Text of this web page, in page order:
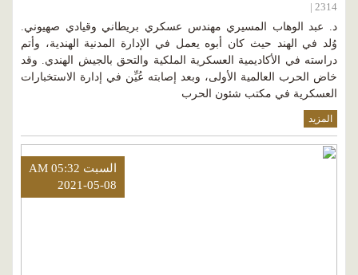
2314 |
د. عبد الوهاب المسيري مهندس عسكري بريطاني وقيادي صهيوني.
وُلد في الهند حيث كان أبوه يعمل في الإدارة المدنية الهندية، وأتم
دراسته في الأكاديمية العسكرية الملكية والتحق بالجيش الهندي. وقد
خاض الحرب العالمية الأولى، وبعد إصابته عُيِّن في إدارة الاستخبارات
العسكرية في مكتب شئون الحرب
المزيد
السبت AM 05:32
2021-05-08